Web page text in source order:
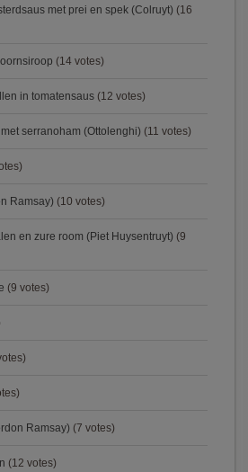
met prei en spek (Colruyt) (16
(14 votes)
in tomatensaus (12 votes)
serranoham (Ottolenghi) (11 votes)
Ramsay) (10 votes)
en zure room (Piet Huysentruyt) (9
(9 votes)
Ramsay) (7 votes)
(12 votes)